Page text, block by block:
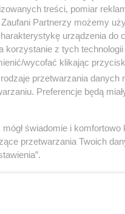
w drzwi lub
szybko się
do tej osoby z
oszustom bo
pisze jeden z
treści, pomiar
Partnerzy możemy
urządzenia do
z tych technologii
wycofać klikając
przetwarzania danych
Preferencje będą
świadomie i
przetwarzania Twoich